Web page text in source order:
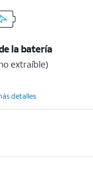
la batería
extraíble)
detalles